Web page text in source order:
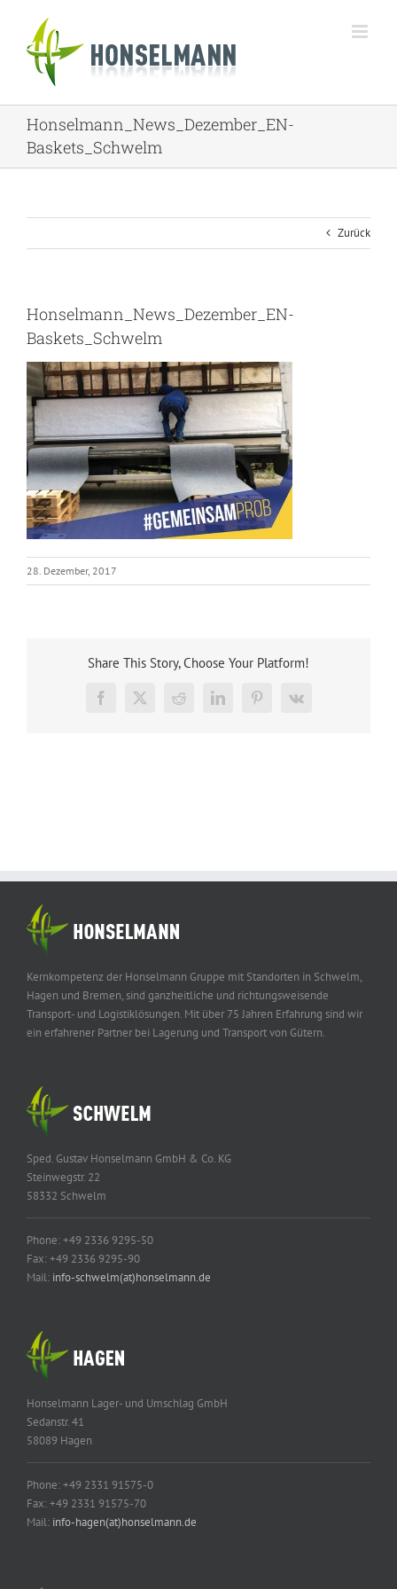
springen
Honselmann_News_Dezember_EN-
Baskets_Schwelm
Zurück
Honselmann_News_Dezember_EN-
Baskets_Schwelm
28. Dezember, 2017
Share This Story, Choose Your Platform!
Facebook
X RedditLinkedInPinterest
Vk
Kernkompetenz der Honselmann Gruppe mit Standorten in Schwelm,
Hagen und Bremen, sind ganzheitliche und richtungsweisende
Transport- und Logistiklösungen. Mit über 75 Jahren Erfahrung sind wir
ein erfahrener Partner bei Lagerung und Transport von Gütern.
Sped. Gustav Honselmann GmbH & Co. KG
Steinwegstr. 22
58332 Schwelm
Phone: +49 2336 9295-50
Fax: +49 2336 9295-90
Mail: info-schwelm(at)honselmann.de
Honselmann Lager- und Umschlag GmbH
Sedanstr. 41
58089 Hagen
Phone: +49 2331 91575-0
Fax: +49 2331 91575-70
Mail: info-hagen(at)honselmann.de